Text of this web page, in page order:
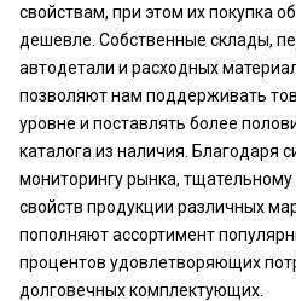
свойствам, при этом их покупка
дешевле. Собственные склады,
автодетали и расходных
позволяют нам поддерживать
уровне и поставлять более
каталога из наличия. Благодаря
мониторингу рынка, тщательному
свойств продукции различных
пополняют ассортимент
процентов удовлетворяющих
долговечных комплектующих.